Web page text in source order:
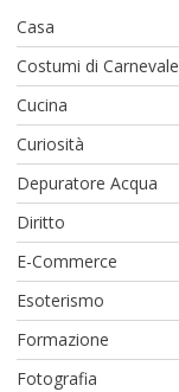
Casa
Costumi di Carnevale
Cucina
Curiosità
Depuratore Acqua
Diritto
E-Commerce
Esoterismo
Formazione
Fotografia